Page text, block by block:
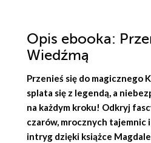
Opis ebooka:
Wiedźmą
Przenieś się do magicznego
splata się z legendą, a
na każdym kroku! Odkryj
czarów, mrocznych tajemnic
intryg dzięki książce